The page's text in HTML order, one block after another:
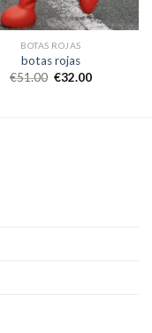
BOTAS ROJAS
botas rojas
€51.00 €32.00